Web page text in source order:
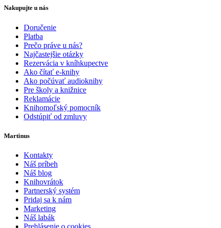
Nakupujte u nás
Doručenie
Platba
Prečo práve u nás?
Najčastejšie otázky
Rezervácia v kníhkupectve
Ako čítať e-knihy
Ako počúvať audioknihy
Pre školy a knižnice
Reklamácie
Knihomoľský pomocník
Odstúpiť od zmluvy
Martinus
Kontakty
Náš príbeh
Náš blog
Knihovrátok
Partnerský systém
Pridaj sa k nám
Marketing
Náš labák
Prehlásenie o cookies